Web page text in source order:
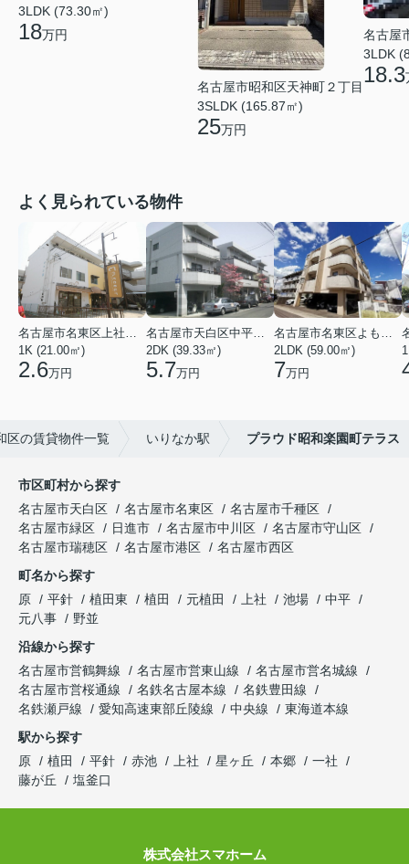
3LDK (73.30㎡)
18万円
名古屋市昭和区天神町２丁目
3SLDK (165.87㎡)
25万円
名古屋
3LDK
18.3
よく見られている物件
名古屋市名東区上社２丁目
1K (21.00㎡)
2.6万円
名古屋市天白区中平２丁目
2DK (39.33㎡)
5.7万円
名古屋市名東区よもぎ台２丁目
2LDK (59.00㎡)
7万円
区の賃貸物件一覧 いりなか駅 プラウド昭和楽園町テラス
市区町村から探す
名古屋市天白区
名古屋市名東区
名古屋市千種区
名古屋市緑区
日進市 名古屋市中川区
名古屋市守山区
名古屋市瑞穂区
名古屋市港区
名古屋市西区
町名から探す
原
平針 植田東 植田 元植田 上社 池場
中平
元八事
野並
沿線から探す
名古屋市営鶴舞線
名古屋市営東山線
名古屋市営名城線
名古屋市営桜通線
名鉄名古屋本線
名鉄豊田線
名鉄瀬戸線
愛知高速東部丘陵線 中央線
東海道本線
駅から探す
原
植田 平針 赤池 上社 星ヶ丘 本郷
一社
藤が丘
塩釜口
株式会社スマホーム